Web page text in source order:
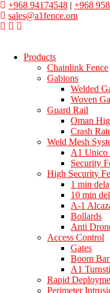
+968 94174548 | +968
sales@a1fence.om
Products
Chainlink Fence
Gabions
Welded
Woven
Guard Rail
Oman
Crash
Weld Mesh
A1 Unico
Security
High Security
1 min
10 min
A-1
Bollards
Anti
Access Control
Gates
Boom
A1
Rapid
Perimeter